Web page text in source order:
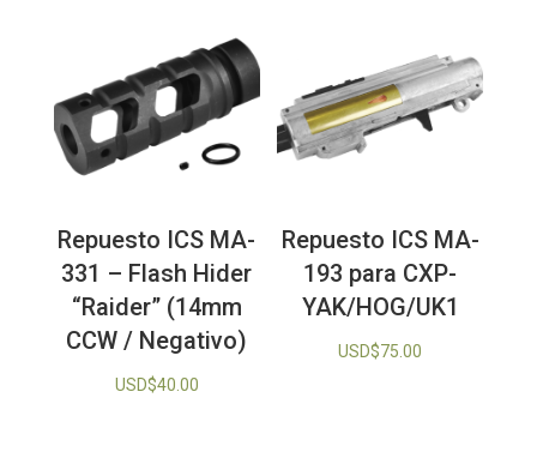
Repuesto ICS MA-
331 – Flash Hider
“Raider” (14mm
CCW / Negativo)
USD$40.00
Repuesto ICS MA-
193 para CXP-
YAK/HOG/UK1
USD$75.00